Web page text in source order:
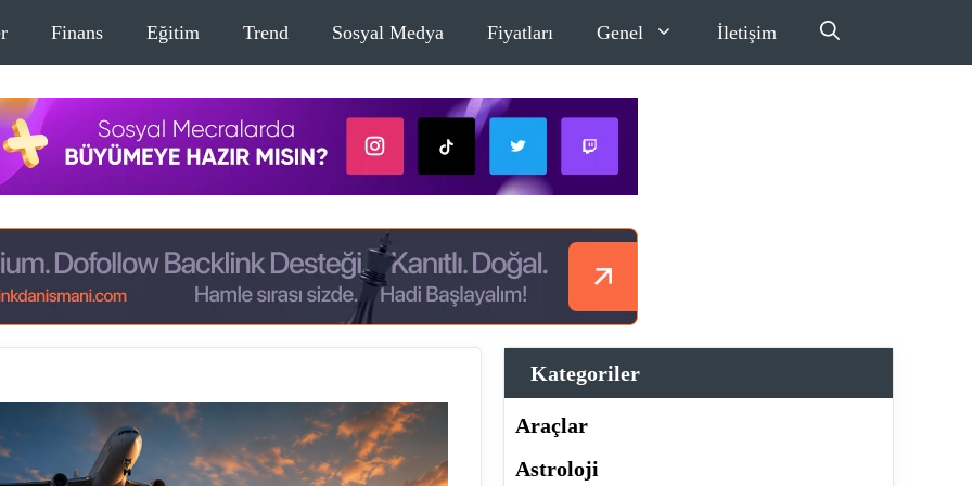
Finans Eğitim Trend Sosyal Medya Fiyatları Genel İletişim
Kategoriler
Araçlar
Astroloji